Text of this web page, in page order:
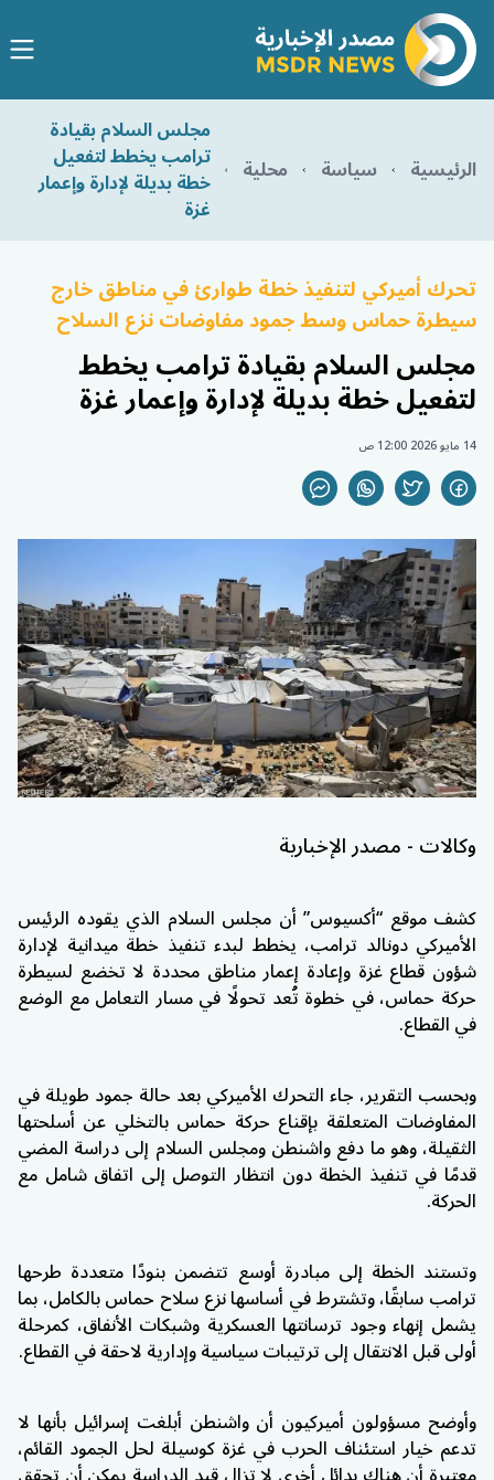
الرئيسية سياسة محلية
مجلس السلام بقيادة
ترامب يخطط لتفعيل
خطة بديلة لإدارة وإعمار
غزة
تحرك أميركي لتنفيذ خطة طوارئ في مناطق خارج
سيطرة حماس وسط جمود مفاوضات نزع السلاح
مجلس السلام بقيادة ترامب يخطط
لتفعيل خطة بديلة لإدارة وإعمار غزة
14 مايو 2026 12:00 ص
وكالات - مصدر الإخبارية
كشف موقع “أكسيوس” أن مجلس السلام الذي يقوده الرئيس
الأميركيدونالد ترامب، يخطط لبدء تنفيذ خطة ميدانية لإدارة
شؤون قطاع غزة وإعادة إعمار مناطق محددة لا تخضع لسيطرة
حركة حماس، في خطوة تُعد تحولًا في مسار التعامل مع الوضع
في القطاع.
وبحسب التقرير، جاء التحرك الأميركي بعد حالة جمود طويلة في
المفاوضات المتعلقة بإقناع حركة حماس بالتخلي عن أسلحتها
الثقيلة، وهو ما دفع واشنطن ومجلس السلام إلى دراسة المضي
قدمًا في تنفيذ الخطة دون انتظار التوصل إلى اتفاق شامل مع
الحركة.
وتستند الخطة إلى مبادرة أوسع تتضمن بنودًا متعددة طرحها
ترامب سابقًا، وتشترط في أساسها نزع سلاح حماس بالكامل، بما
يشمل إنهاء وجود ترسانتها العسكرية وشبكات الأنفاق، كمرحلة
أولى قبل الانتقال إلى ترتيبات سياسية وإدارية لاحقة في القطاع.
وأوضح مسؤولون أميركيون أن واشنطن أبلغت إسرائيل بأنها لا
تدعم خيار استئناف الحرب في غزة كوسيلة لحل الجمود القائم،